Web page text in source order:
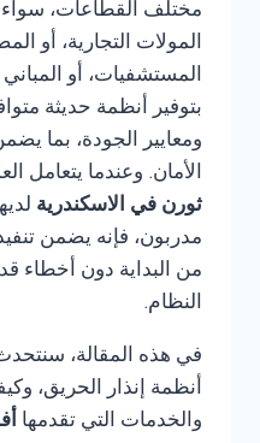
مختلف القطاعات، سواء
المولات التجارية، أو
المستشفيات، أو المباني
بتوفير أنظمة حديثة
ومعايير الجودة، بما
الأمان. وعندما يتعامل
ثورن في الاسكندرية
مدربون، فإنه يضمن
من البداية دون أخطاء
النظام.
في هذه المقالة،
أنظمة إنذار الحريق،
والخدمات التي تقدمها